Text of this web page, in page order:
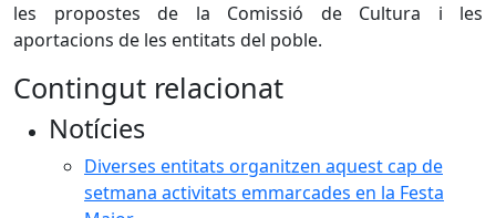
les propostes de la Comissió de Cultura i les
aportacions de les entitats del poble.
Contingut relacionat
Notícies
Diverses entitats organitzen aquest cap de
setmana activitats emmarcades en la Festa